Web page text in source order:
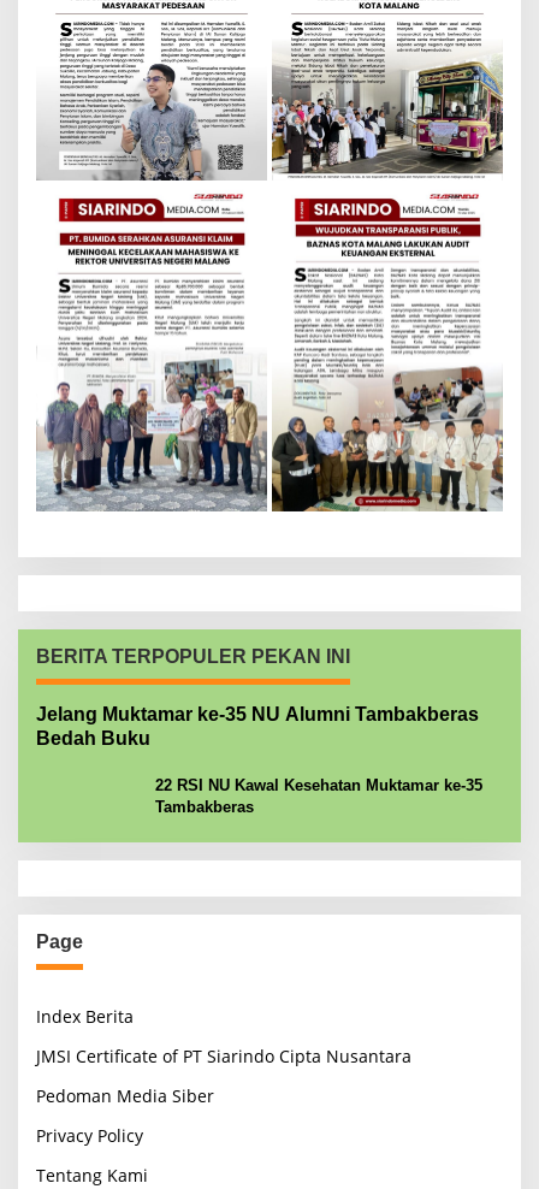
BERITA TERPOPULER PEKAN INI
Jelang Muktamar ke-35 NU Alumni Tambakberas
Bedah Buku
22 RSI NU Kawal Kesehatan Muktamar ke-35
Tambakberas
Page
Index Berita
JMSI Certificate of PT Siarindo Cipta Nusantara
Pedoman Media Siber
Privacy Policy
Tentang Kami